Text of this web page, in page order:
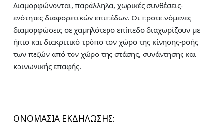
Διαμορφώνονται, παράλληλα, χωρικές συνθέσεις-
ενότητες διαφορετικών επιπέδων. Οι προτεινόμενες
διαμορφώσεις σε χαμηλότερο επίπεδο διαχωρίζουν με
ήπιο και διακριτικό τρόπο τον χώρο της κίνησης-ροής
των πεζών από τον χώρο της στάσης, συνάντησης και
κοινωνικής επαφής.
ΟΝΟΜΑΣΙΑ ΕΚΔΗΛΩΣΗΣ: